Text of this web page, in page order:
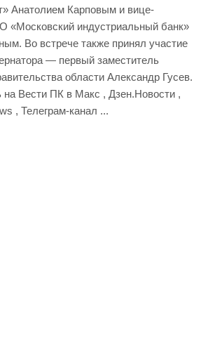
Анатолием Карповым и вице-
«Московский индустриальный банк»
Во встрече также принял участие
— первый заместитель
области Александр Гусев.
на Вести ПК в Макс , Дзен.Новости ,
, Телеграм-канал ...